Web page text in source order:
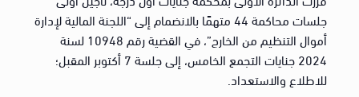
جلسات محاكمة 44 متهمًا بالانضمام إلى “اللجنة المالية لإدارة
أموال التنظيم من الخارج”، في القضية رقم 10948 لسنة
2024 جنايات التجمع الخامس، إلى جلسة 7 أكتوبر المقبل؛
للاطلاع والاستعداد.